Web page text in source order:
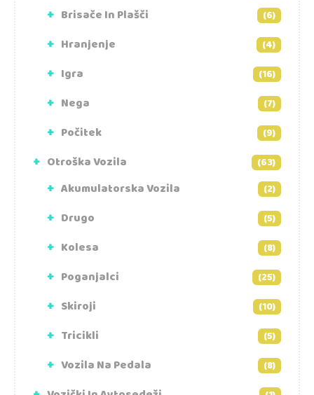
Brisače In Plašči (6)
Hranjenje (4)
Igra (16)
Nega (7)
Počitek (9)
Otroška Vozila (63)
Akumulatorska Vozila (2)
Drugo (5)
Kolesa (8)
Poganjalci (25)
Skiroji (10)
Tricikli (5)
Vozila Na Pedala (8)